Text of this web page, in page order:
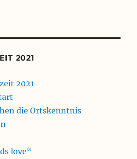
2021
2021
die Ortskenntnis
love“